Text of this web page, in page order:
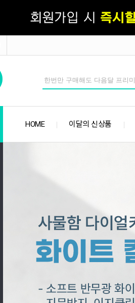
HOME 이달의 신상품